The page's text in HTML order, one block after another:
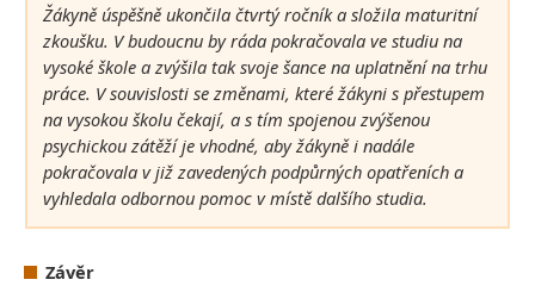
Žákyně úspěšně ukončila čtvrtý ročník a složila maturitní
zkoušku. V budoucnu by ráda pokračovala ve studiu na
vysoké škole a zvýšila tak svoje šance na uplatnění na trhu
práce. V souvislosti se změnami, které žákyni s přestupem
na vysokou školu čekají, a s tím spojenou zvýšenou
psychickou zátěží je vhodné, aby žákyně i nadále
pokračovala v již zavedených podpůrných opatřeních a
vyhledala odbornou pomoc v místě dalšího studia.
Závěr